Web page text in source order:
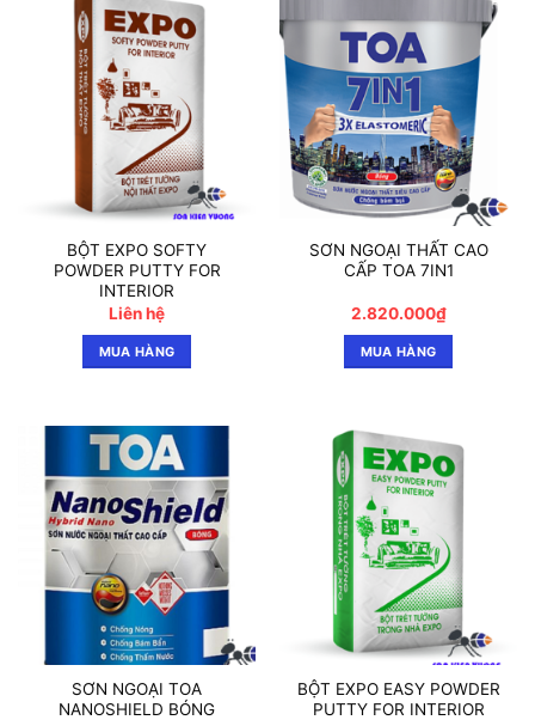
BỘT EXPO SOFTY
POWDER PUTTY FOR
INTERIOR
Liên hệ
MUA HÀNG
SƠN NGOẠI THẤT CAO
CẤP TOA 7IN1
2.820.000₫
MUA HÀNG
SƠN NGOẠI TOA
NANOSHIELD BÓNG
BỘT EXPO EASY POWDER
PUTTY FOR INTERIOR